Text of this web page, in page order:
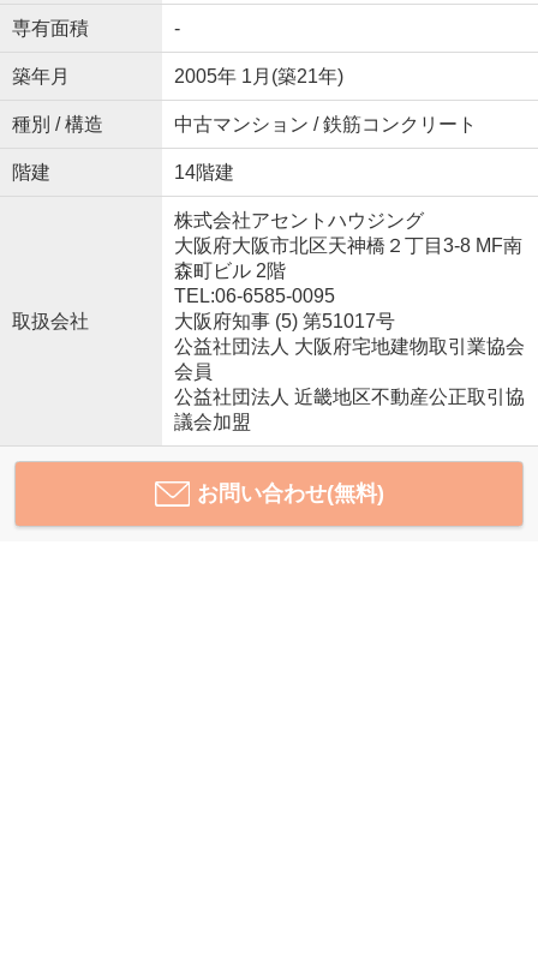
専有面積 -
築年月 2005年 1月(築21年)
種別 / 構造 中古マンション / 鉄筋コンクリート
階建 14階建
取扱会社
株式会社アセントハウジング
大阪府大阪市北区天神橋２丁目3-8 MF南
森町ビル 2階
TEL:06-6585-0095
大阪府知事 (5) 第51017号
公益社団法人 大阪府宅地建物取引業協会
会員
公益社団法人 近畿地区不動産公正取引協
議会加盟
お問い合わせ(無料)